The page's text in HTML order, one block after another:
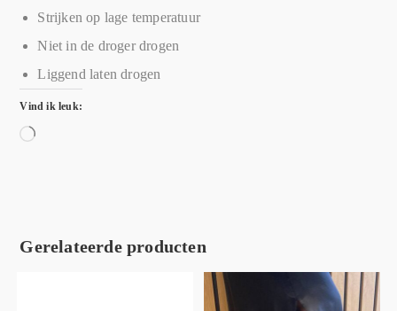
Strijken op lage temperatuur
Niet in de droger drogen
Liggend laten drogen
Vind ik leuk:
Gerelateerde producten